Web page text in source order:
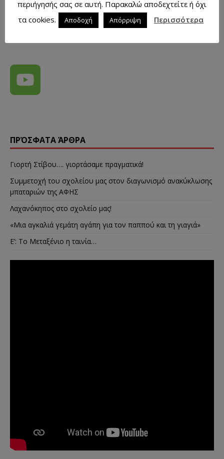
ΠΡΌΣΦΑΤΑ ΆΡΘΡΑ
Γιορτή Στίβου…. γιορτάσαμε πραγματικά!
Συμμετοχή του σχολείου μας στον διαγωνισμό ανακύκλωσης
μπαταριών της ΑΦΗΣ
Λαχανόκηπος στο σχολείο μας!
«Μια αγκαλιά γεμάτη αγάπη για τον παππού και τη γιαγιά»
E’: Το Μεταξένιο η ταινία…
περιήγησής σας σε αυτή. Παρακαλώ αποδεχτείτε ή όχι
τα cookies.
Αποδοχή Απόρριψη Περισσότερα